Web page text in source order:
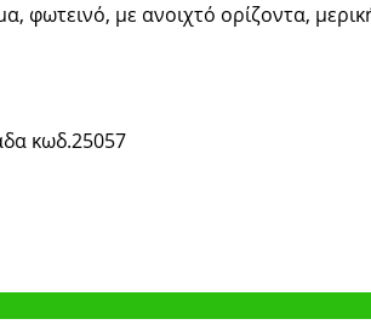
φωτεινό, με ανοιχτό ορίζοντα,
κωδ.25057